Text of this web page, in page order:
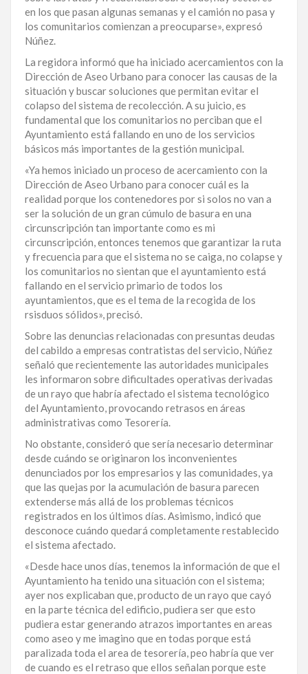
en los que pasan algunas semanas y el camión no pasa y
los comunitarios comienzan a preocuparse», expresó
Núñez.
La regidora informó que ha iniciado acercamientos con la
Dirección de Aseo Urbano para conocer las causas de la
situación y buscar soluciones que permitan evitar el
colapso del sistema de recolección. A su juicio, es
fundamental que los comunitarios no perciban que el
Ayuntamiento está fallando en uno de los servicios
básicos más importantes de la gestión municipal.
«Ya hemos iniciado un proceso de acercamiento con la
Dirección de Aseo Urbano para conocer cuál es la
realidad porque los contenedores por si solos no van a
ser la solución de un gran cúmulo de basura en una
circunscripción tan importante como es mi
circunscripción, entonces tenemos que garantizar la ruta
y frecuencia para que el sistema no se caiga, no colapse y
los comunitarios no sientan que el ayuntamiento está
fallando en el servicio primario de todos los
ayuntamientos, que es el tema de la recogida de los
rsisduos sólidos», precisó.
Sobre las denuncias relacionadas con presuntas deudas
del cabildo a empresas contratistas del servicio, Núñez
señaló que recientemente las autoridades municipales
les informaron sobre dificultades operativas derivadas
de un rayo que habría afectado el sistema tecnológico
del Ayuntamiento, provocando retrasos en áreas
administrativas como Tesorería.
No obstante, consideró que sería necesario determinar
desde cuándo se originaron los inconvenientes
denunciados por los empresarios y las comunidades, ya
que las quejas por la acumulación de basura parecen
extenderse más allá de los problemas técnicos
registrados en los últimos días. Asimismo, indicó que
desconoce cuándo quedará completamente restablecido
el sistema afectado.
«Desde hace unos días, tenemos la información de que el
Ayuntamiento ha tenido una situación con el sistema;
ayer nos explicaban que, producto de un rayo que cayó
en la parte técnica del edificio, pudiera ser que esto
pudiera estar generando atrazos importantes en areas
como aseo y me imagino que en todas porque está
paralizada toda el area de tesorería, peo habría que ver
de cuando es el retraso que ellos señalan porque este